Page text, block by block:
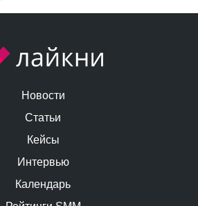
Новости
Статьи
Кейсы
Интервью
Календарь